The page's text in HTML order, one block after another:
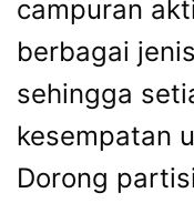
campuran
berbagai
sehingga
kesempatan
Dorong